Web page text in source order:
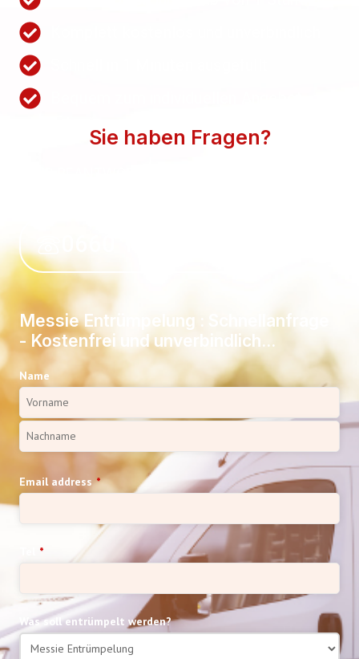
Sie haben Fragen?
Messie Entrümpelung : Schnellanfrage
- Kostenfrei und unverbindlich...
Name
Email address *
*
Was soll entrümpelt werden?